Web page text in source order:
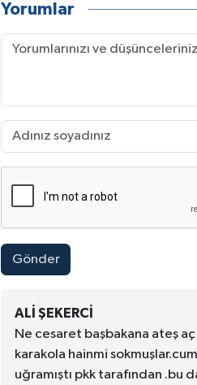
Yorumlar
Gönder
ALI ŞEKERCI
Ne cesaret başbakana ateş
karakola hainmi
uğramıştı pkk tarafından .bu